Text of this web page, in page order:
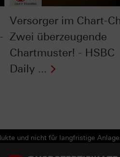
Versorger im Chart-
Zwei überzeugende
Chartmuster! - HSBC
Daily ...
und nicht für langfristige